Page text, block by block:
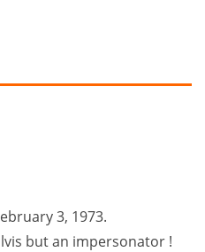
3, 1973.
but an impersonator !